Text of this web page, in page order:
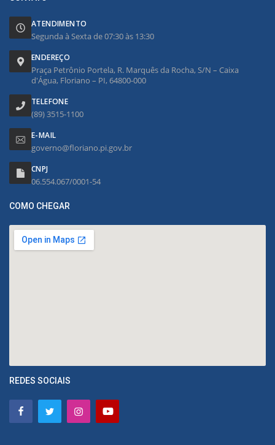
ATENDIMENTO
Segunda à Sexta de 07:30 às 13:30
ENDEREÇO
Praça Petrônio Portela, R. Marquês da Rocha, S/N – Caixa
d'Água, Floriano – PI, 64800-000
TELEFONE
(89) 3515-1100
E-MAIL
governo@floriano.pi.gov.br
CNPJ
06.554.067/0001-54
COMO CHEGAR
REDES SOCIAIS